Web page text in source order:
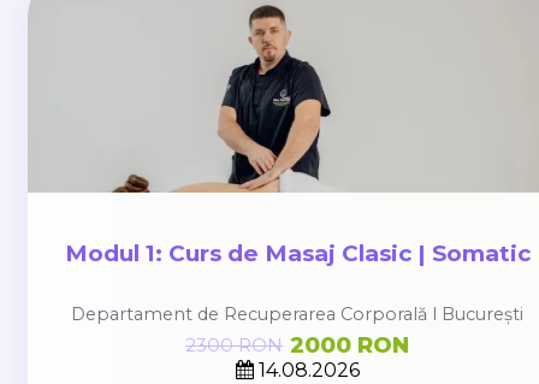
Modul 1: Curs de Masaj Clasic | Somatic
Departament de Recuperarea Corporală l București
14.08.2026
2300 RON 2000 RON